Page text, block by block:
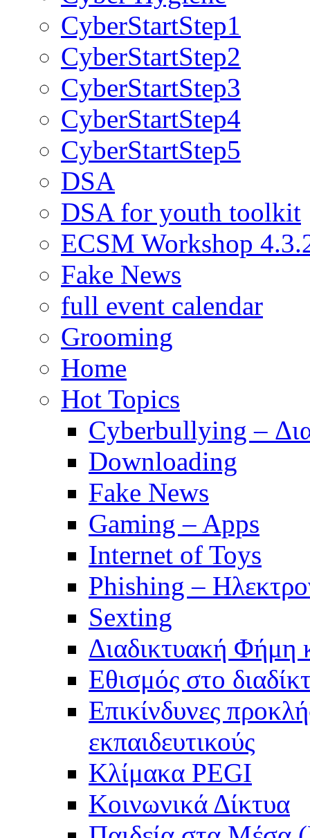
CyberStartStep1
CyberStartStep2
CyberStartStep3
CyberStartStep4
CyberStartStep5
DSA
DSA for youth toolkit
ECSM Workshop
Fake News
full event calendar
Grooming
Home
Hot Topics
Cyberbullying –
Downloading
Fake News
Gaming – Apps
Internet of Toys
Phishing –
Sexting
Διαδικτυακή
Εθισμός στο
Επικίνδυνες
εκπαιδευτικούς
Κλίμακα PEGI
Κοινωνικά Δίκτυα